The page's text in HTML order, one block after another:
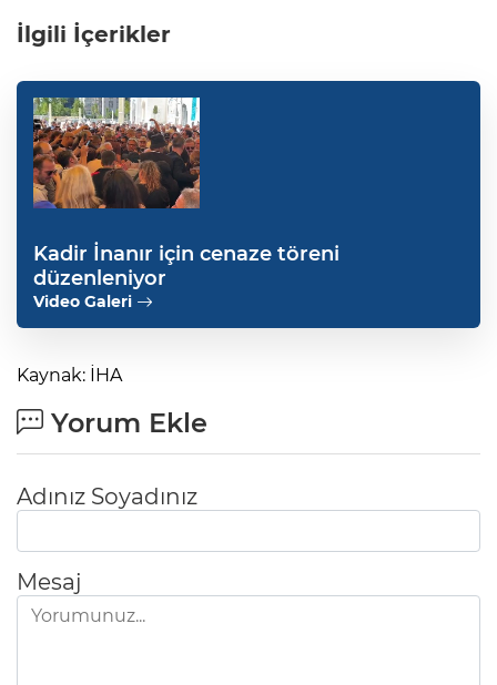
İlgili İçerikler
Kadir İnanır için cenaze töreni
düzenleniyor
Video Galeri
Kaynak: İHA
Yorum Ekle
Adınız Soyadınız
Mesaj